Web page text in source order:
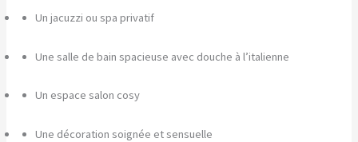
Un jacuzzi ou spa privatif
Une salle de bain spacieuse avec douche à l’italienne
Un espace salon cosy
Une décoration soignée et sensuelle